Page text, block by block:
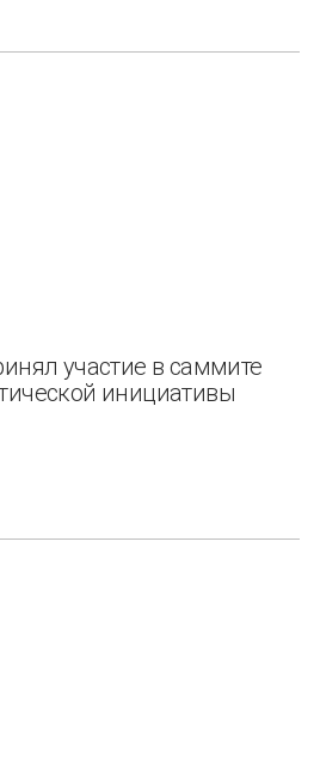
участие в саммите
инициативы